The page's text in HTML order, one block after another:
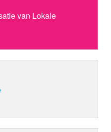
van Lokale